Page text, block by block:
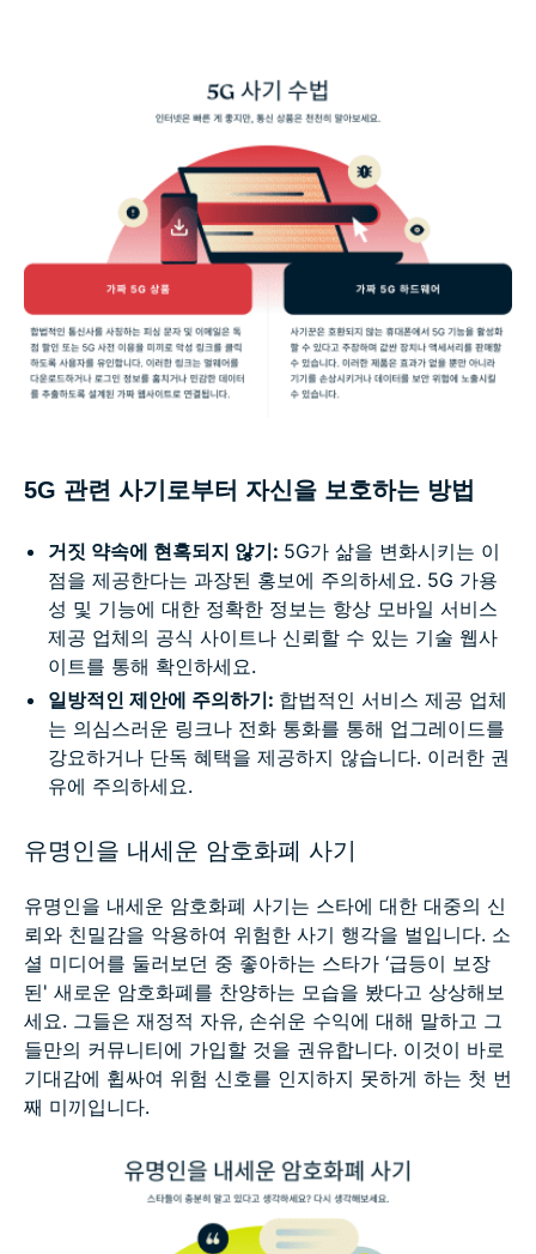
5G 관련 사기로부터 자신을 보호하는 방법
거짓 약속에 현혹되지 않기: 5G가 삶을 변화시키는 이
점을 제공한다는 과장된 홍보에 주의하세요. 5G 가용
성 및 기능에 대한 정확한 정보는 항상 모바일 서비스
제공 업체의 공식 사이트나 신뢰할 수 있는 기술 웹사
이트를 통해 확인하세요.
일방적인 제안에 주의하기: 합법적인 서비스 제공 업체
는 의심스러운 링크나 전화 통화를 통해 업그레이드를
강요하거나 단독 혜택을 제공하지 않습니다. 이러한 권
유에 주의하세요.
유명인을 내세운 암호화폐 사기
유명인을 내세운 암호화폐 사기는 스타에 대한 대중의 신
뢰와 친밀감을 악용하여 위험한 사기 행각을 벌입니다. 소
셜 미디어를 둘러보던 중 좋아하는 스타가 ‘급등이 보장
된' 새로운 암호화폐를 찬양하는 모습을 봤다고 상상해보
세요. 그들은 재정적 자유, 손쉬운 수익에 대해 말하고 그
들만의 커뮤니티에 가입할 것을 권유합니다. 이것이 바로
기대감에 휩싸여 위험 신호를 인지하지 못하게 하는 첫 번
째 미끼입니다.